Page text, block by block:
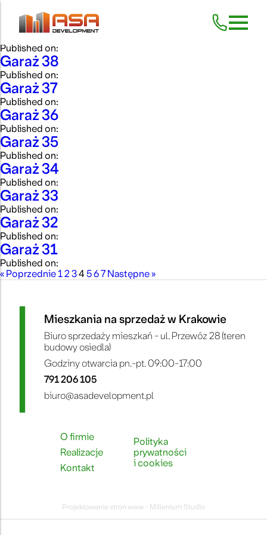
Skip
content
Garaż 40
Published on: 2025-04-10
Garaż 39
Published on:
Garaż 38
Published on:
Garaż 37
Published on:
Garaż 36
Published on:
Garaż 35
Published on:
Garaż 34
Published on:
Garaż 33
Published on:
Garaż 32
Published on:
Garaż 31
Published on:
« Poprzednie1234567Następne »
Mieszkania na sprzedaż w Krakowie
Biuro sprzedaży mieszkań - ul. Przewóz 28 (teren
budowy osiedla)
Godziny otwarcia pn.-pt. 09:00-17:00
791 206 105
biuro@asadevelopment.pl
O firmie
Realizacje
Kontakt
Polityka
prywatności
i cookies
Projektowanie stron www - Millenium Studio